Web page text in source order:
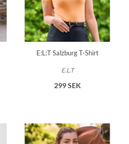
E:L:T Salzburg T-Shirt
E.L.T
299 SEK